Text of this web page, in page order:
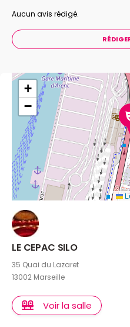
Aucun avis rédigé.
+
−
LE CEPAC SILO
35 Quai du Lazaret
13002 Marseille
Voir la salle